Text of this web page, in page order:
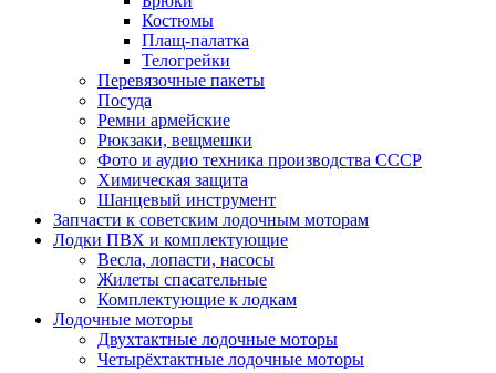
Костюмы
Плащ-палатка
Телогрейки
Перевязочные пакеты
Посуда
Ремни армейские
Рюкзаки, вещмешки
Фото и аудио техника производства СССР
Химическая защита
Шанцевый инструмент
Запчасти к советским лодочным моторам
Лодки ПВХ и комплектующие
Весла, лопасти, насосы
Жилеты спасательные
Комплектующие к лодкам
Лодочные моторы
Двухтактные лодочные моторы
Четырёхтактные лодочные моторы